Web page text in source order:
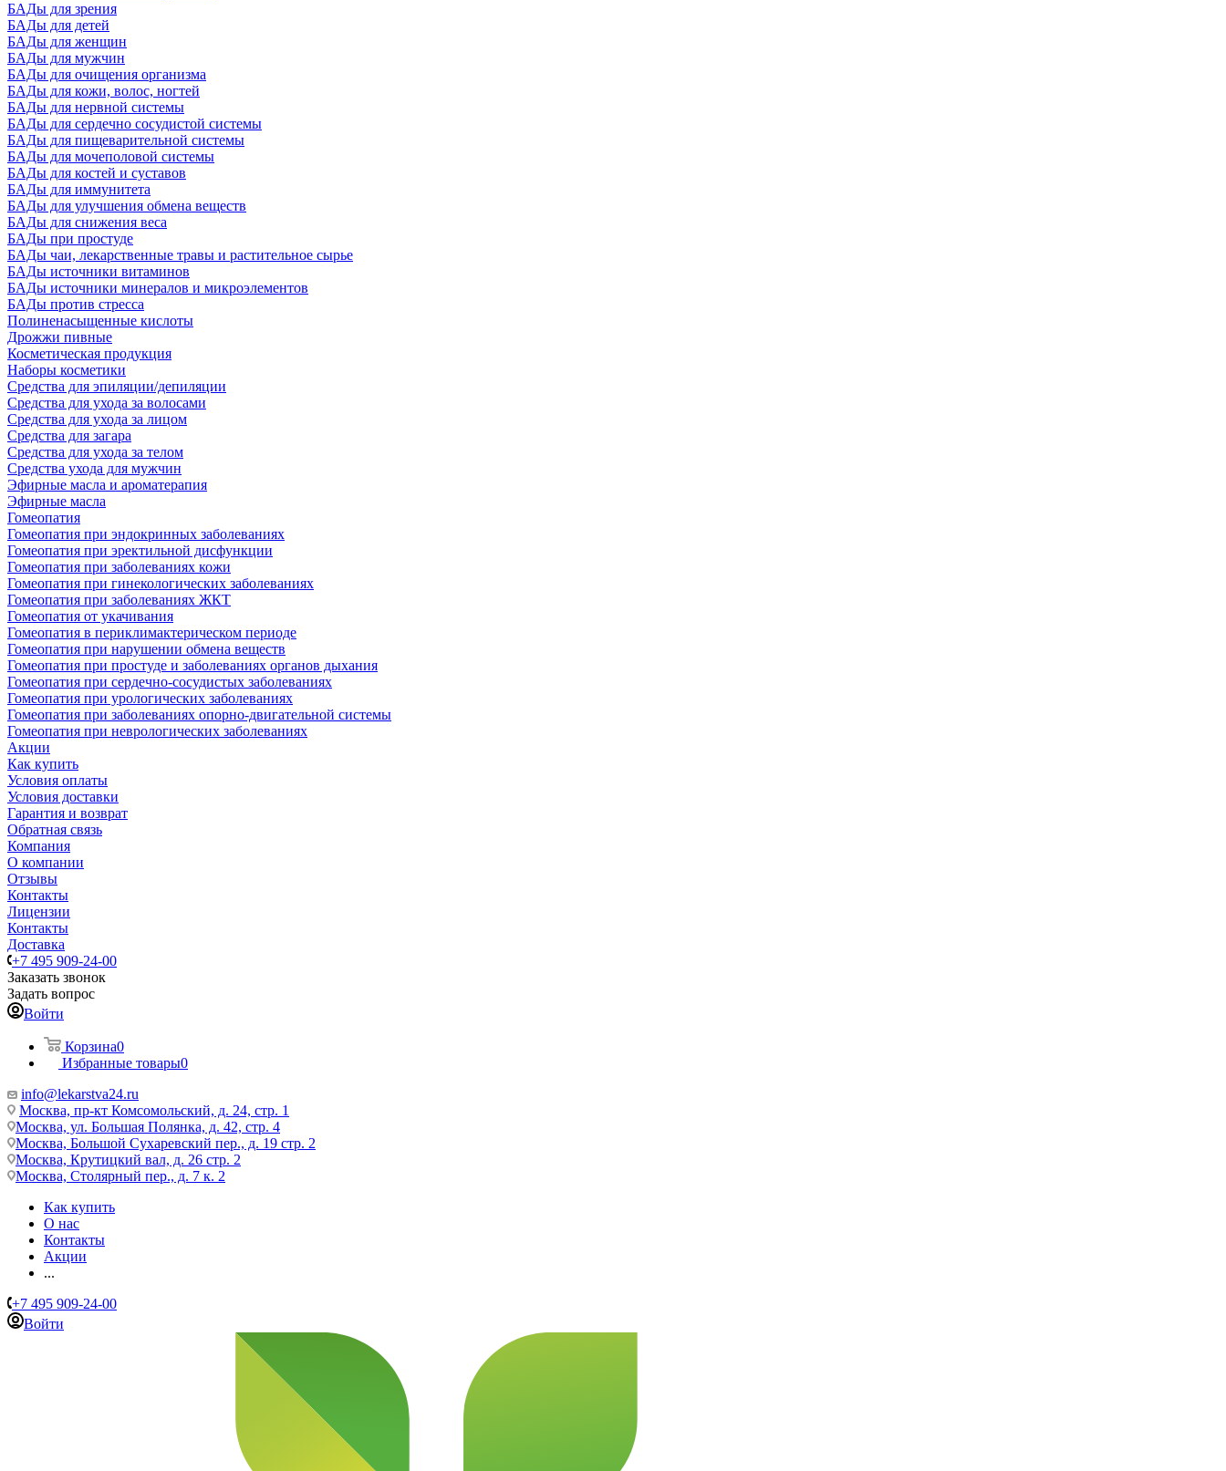
БАДы для зрения
БАДы для детей
БАДы для женщин
БАДы для мужчин
БАДы для очищения организма
БАДы для кожи, волос, ногтей
БАДы для нервной системы
БАДы для сердечно сосудистой системы
БАДы для пищеварительной системы
БАДы для мочеполовой системы
БАДы для костей и суставов
БАДы для иммунитета
БАДы для улучшения обмена веществ
БАДы для снижения веса
БАДы при простуде
БАДы чаи, лекарственные травы и растительное сырье
БАДы источники витаминов
БАДы источники минералов и микроэлементов
БАДы против стресса
Полиненасыщенные кислоты
Дрожжи пивные
Косметическая продукция
Наборы косметики
Средства для эпиляции/депиляции
Средства для ухода за волосами
Средства для ухода за лицом
Средства для загара
Средства для ухода за телом
Средства ухода для мужчин
Эфирные масла и ароматерапия
Эфирные масла
Гомеопатия
Гомеопатия при эндокринных заболеваниях
Гомеопатия при эректильной дисфункции
Гомеопатия при заболеваниях кожи
Гомеопатия при гинекологических заболеваниях
Гомеопатия при заболеваниях ЖКТ
Гомеопатия от укачивания
Гомеопатия в периклимактерическом периоде
Гомеопатия при нарушении обмена веществ
Гомеопатия при простуде и заболеваниях органов дыхания
Гомеопатия при сердечно-сосудистых заболеваниях
Гомеопатия при урологических заболеваниях
Гомеопатия при заболеваниях опорно-двигательной системы
Гомеопатия при неврологических заболеваниях
Акции
Как купить
Условия оплаты
Условия доставки
Гарантия и возврат
Обратная связь
Компания
О компании
Отзывы
Контакты
Лицензии
Контакты
Доставка
+7 495 909-24-00
Заказать звонок
Задать вопрос
Войти
Корзина0
Избранные товары0
info@lekarstva24.ru
Москва, пр-кт Комсомольский, д. 24, стр. 1
Москва, ул. Большая Полянка, д. 42, стр. 4
Москва, Большой Сухаревский пер., д. 19 стр. 2
Москва, Крутицкий вал, д. 26 стр. 2
Москва, Столярный пер., д. 7 к. 2
Как купить
О нас
Контакты
Акции
...
+7 495 909-24-00
Войти